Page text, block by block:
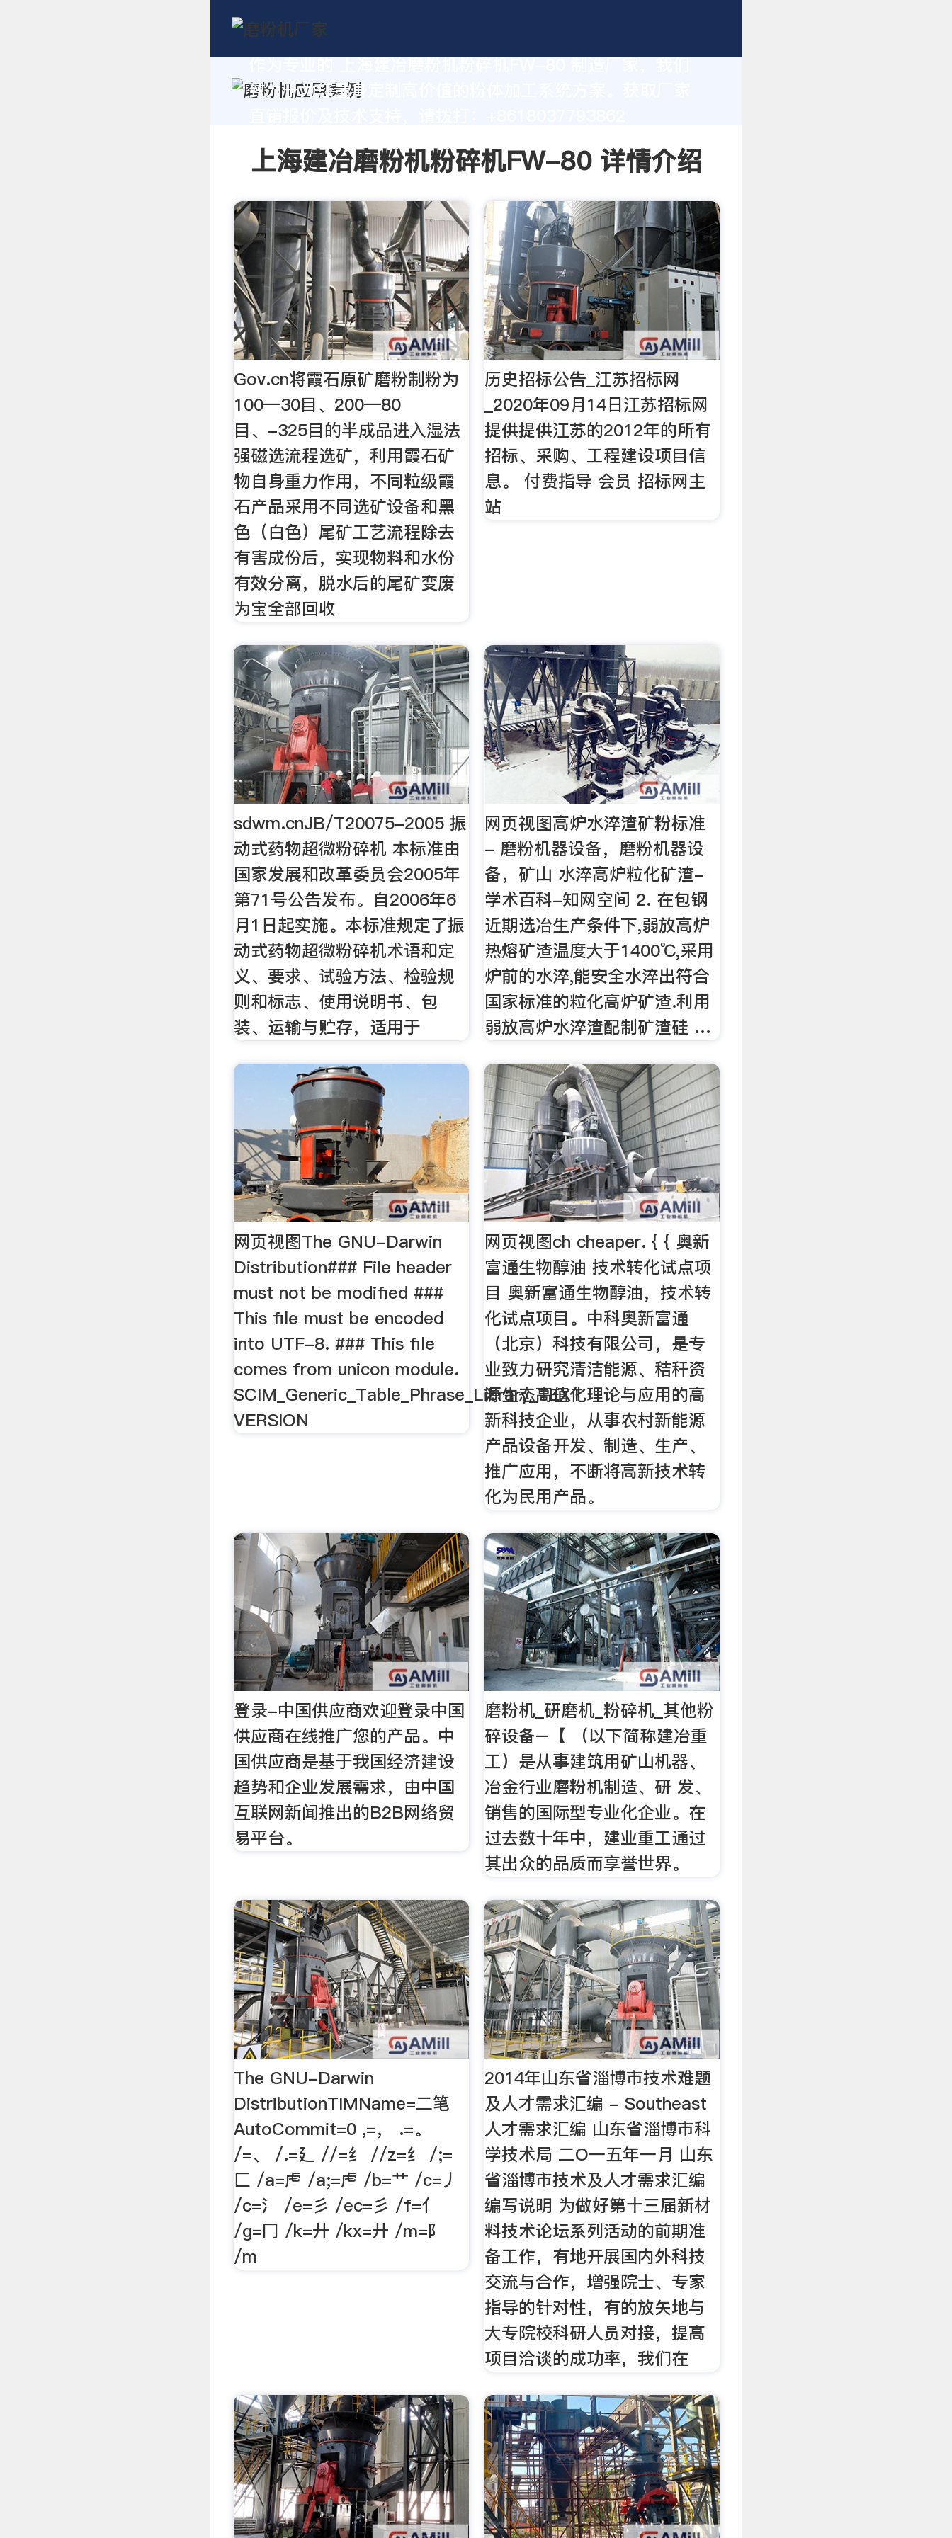
致力于为您量身定制高价值的粉体加工系统方案。获取厂家
上海建冶磨粉机粉碎机FW-80 详情介绍
Gov.cn将霞石原矿磨粉制粉为
100—30目、200—80
目、-325目的半成品进入湿法
强磁选流程选矿，利用霞石矿
物自身重力作用，不同粒级霞
石产品采用不同选矿设备和黑
色（白色）尾矿工艺流程除去
有害成份后，实现物料和水份
有效分离，脱水后的尾矿变废
为宝全部回收
历史招标公告_江苏招标网
_2020年09月14日江苏招标网
提供提供江苏的2012年的所有
招标、采购、工程建设项目信
息。 付费指导 会员 招标网主
站
sdwm.cnJB/T20075-2005 振
动式药物超微粉碎机 本标准由
国家发展和改革委员会2005年
第71号公告发布。自2006年6
月1日起实施。本标准规定了振
动式药物超微粉碎机术语和定
义、要求、试验方法、检验规
则和标志、使用说明书、包
装、运输与贮存，适用于
网页视图高炉水淬渣矿粉标准
- 磨粉机器设备，磨粉机器设
备，矿山 水淬高炉粒化矿渣-
学术百科-知网空间 2. 在包钢
近期选冶生产条件下,弱放高炉
热熔矿渣温度大于1400℃,采用
炉前的水淬,能安全水淬出符合
国家标准的粒化高炉矿渣.利用
弱放高炉水淬渣配制矿渣硅 …
网页视图The GNU-Darwin
Distribution### File header
must not be modified ###
This file must be encoded
into UTF-8. ### This file
comes from unicon module.
SCIM_Generic_Table_Phrase_Library_TEXT
VERSION
网页视图ch cheaper. { { 奥新
富通生物醇油 技术转化试点项
目 奥新富通生物醇油，技术转
化试点项目。中科奥新富通
（北京）科技有限公司，是专
业致力研究清洁能源、秸秆资
源生态高值化理论与应用的高
新科技企业，从事农村新能源
产品设备开发、制造、生产、
推广应用，不断将高新技术转
化为民用产品。
登录-中国供应商欢迎登录中国
供应商在线推广您的产品。中
国供应商是基于我国经济建设
趋势和企业发展需求，由中国
互联网新闻推出的B2B网络贸
易平台。
磨粉机_研磨机_粉碎机_其他粉
碎设备–【 （以下简称建冶重
工）是从事建筑用矿山机器、
冶金行业磨粉机制造、研 发、
销售的国际型专业化企业。在
过去数十年中，建业重工通过
其出众的品质而享誉世界。
The GNU-Darwin
DistributionTIMName=二笔
AutoCommit=0 ,=， .=。
/=、 /.=廴 //=纟 //z=纟 /;=
匚 /a=虍 /a;=虍 /b=艹 /c=丿
/c=氵 /e=彡 /ec=彡 /f=亻
/g=冂 /k=廾 /kx=廾 /m=阝
/m
2014年山东省淄博市技术难题
及人才需求汇编 - Southeast
人才需求汇编 山东省淄博市科
学技术局 二O一五年一月 山东
省淄博市技术及人才需求汇编
编写说明 为做好第十三届新材
料技术论坛系列活动的前期准
备工作，有地开展国内外科技
交流与合作，增强院士、专家
指导的针对性，有的放矢地与
大专院校科研人员对接，提高
项目洽谈的成功率，我们在